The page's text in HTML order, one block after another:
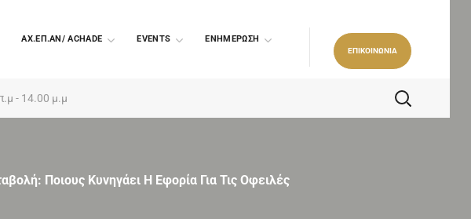
ΑΧ.ΕΠ.ΑΝ/ ACHADE EVENTS ΕΝΗΜΕΡΩΣΗ
ΕΠΙΚΟΙΝΩΝΙΑ
- 14.00 μ.μ
Ποιους Κυνηγάει Η Εφορία Για Τις Οφειλές